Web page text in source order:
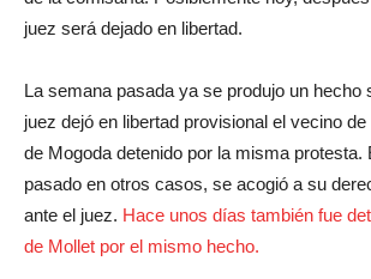
juez será dejado en libertad.
La semana pasada ya se produjo un hecho
juez dejó en libertad provisional el vecino
de Mogoda detenido por la misma protesta.
pasado en otros casos, se acogió a su
ante el juez. Hace unos días también fue
de Mollet por el mismo hecho.